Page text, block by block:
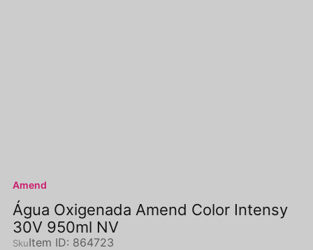
Amend
Água Oxigenada Amend Color Intensy
30V 950ml NV
Item ID: 864723